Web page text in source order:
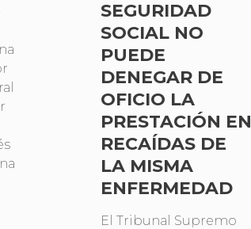
SEGURIDAD
SOCIAL NO
PUEDE
DENEGAR DE
OFICIO LA
PRESTACIÓN EN
RECAÍDAS DE
LA MISMA
ENFERMEDAD
El Tribunal Supremo